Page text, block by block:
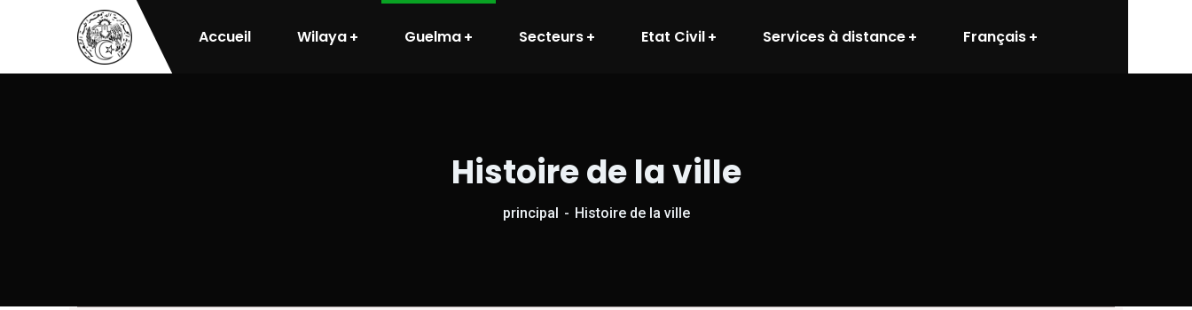
Accueil Wilaya Guelma Secteurs Etat Civil Services à distance Français
Histoire de la ville
principal Histoire de la ville